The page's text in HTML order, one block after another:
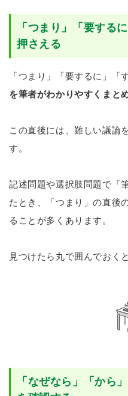
「つまり」「要する
押さえる
「つまり」「要するに」「
を筆者がわかりやすくまと
この直後には、難しい議論
す。
記述問題や選択肢問題で「
たとき、「つまり」の直後
ることが多くあります。
見つけたら丸で囲んでおく
「なぜなら」「から